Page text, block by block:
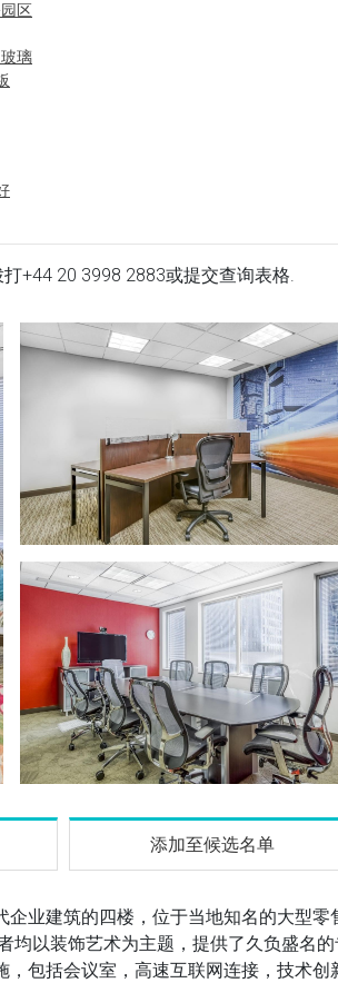
区
璃
打+44 20 3998 2883或提交查询表格.
添加至候选名单
业建筑的四楼，位于当地知名的大型零
均以装饰艺术为主题，提供了久负盛名
包括会议室，高速互联网连接，技术创